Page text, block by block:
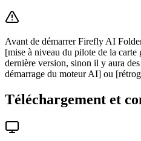
Avant de démarrer Firefly AI
[mise à niveau du pilote de la carte
dernière version, sinon il y aura
démarrage du moteur AI] ou
Téléchargement et